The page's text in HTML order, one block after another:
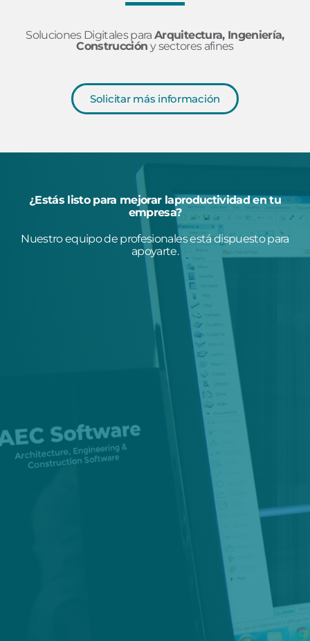
Soluciones Digitales paraArquitectura, Ingeniería,
Construcción y sectores afines
Solicitar más información
¿Estás listo para mejorar laproductividad en tu
empresa?
Nuestro equipo de profesionales está dispuesto para
apoyarte.